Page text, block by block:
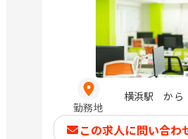
勤務地
横浜駅 か
この求人に問い合わ